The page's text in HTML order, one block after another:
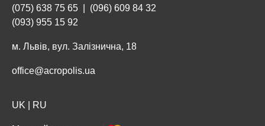
(075) 638 75 65
(096) 609 84 32
(093) 955 15 92
м. Львів, вул. Залізнична, 18
office@acropolis.ua
UK RU